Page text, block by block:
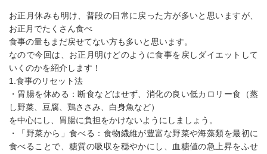
お正月休みも明け、普段の日常に戻った方が多いと思いますが、
お正月でたくさん食べ
食事の量もまだ戻せてない方も多いと思います。
なので今回は、お正月明けどのように食事を戻しダイエットして
いくのかを紹介します！
1.食事のリセット法
・胃腸を休める：断食などはせず、消化の良い低カロリー食（蒸
し野菜、豆腐、鶏ささみ、白身魚など）
を中心にし、胃腸に負担をかけないようにしましょう。
・「野菜から」食べる：食物繊維が豊富な野菜や海藻類を最初に
食べることで、糖質の吸収を穏やかにし、血糖値の急上昇をふせ